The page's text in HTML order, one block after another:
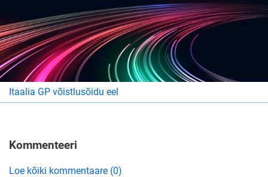
Itaalia GP võistlusõidu eel
Kommenteeri
Loe kõiki kommentaare (0)